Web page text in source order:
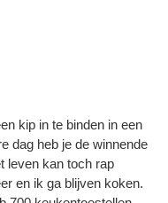
kip in te binden in een
dag heb je de winnende
leven kan toch rap
en ik ga blijven koken.